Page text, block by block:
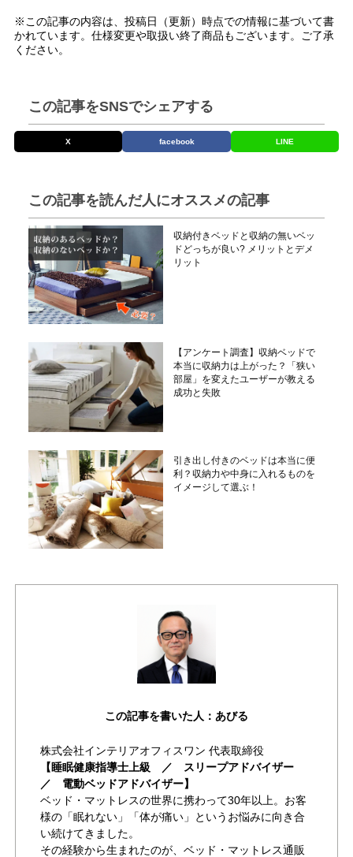
※この記事の内容は、投稿日（更新）時点での情報に基づいて書
かれています。仕様変更や取扱い終了商品もございます。ご了承
ください。
この記事をSNSでシェアする
X facebook LINE
この記事を読んだ人にオススメの記事
収納付きベッドと収納の無いベッ
ドどっちが良い? メリットとデメ
リット
【アンケート調査】収納ベッドで
本当に収納力は上がった？「狭い
部屋」を変えたユーザーが教える
成功と失敗
引き出し付きのベッドは本当に便
利？収納力や中身に入れるものを
イメージして選ぶ！
この記事を書いた人：あびる
株式会社インテリアオフィスワン 代表取締役
【睡眠健康指導士上級 ／ スリープアドバイザー
／ 電動ベッドアドバイザー】
ベッド・マットレスの世界に携わって30年以上。お客
様の「眠れない」「体が痛い」というお悩みに向き合
い続けてきました。
その経験から生まれたのが、ベッド・マットレス通販